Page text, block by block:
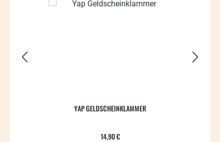
YAP GELDSCHEINKLAMMER
Regulärer Preis:
14,90 €